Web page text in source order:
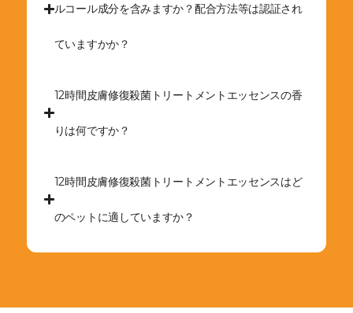
ルコール成分を含みますか？配合方法等は認証され
ていますかか？
12時間皮膚修復殺菌トリートメントエッセンスの香
りは何ですか？
12時間皮膚修復殺菌トリートメントエッセンスはど
のペットに適していますか？